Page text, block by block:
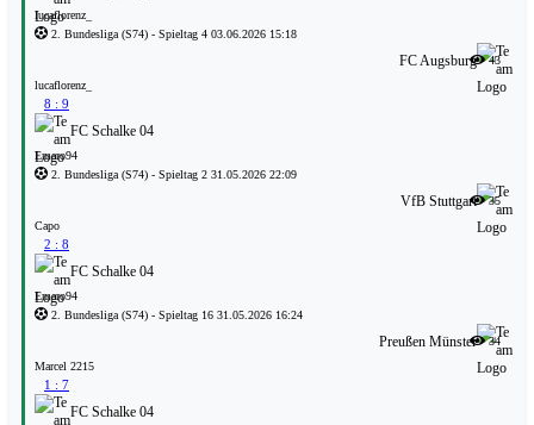
lucaflorenz_
2. Bundesliga(S74) - Spieltag 4 03.06.2026 15:18
43
FC Augsburg
lucaflorenz_
8 : 9
FC Schalke 04
Emaro94
2. Bundesliga(S74) - Spieltag 2 31.05.2026 22:09
35
VfB Stuttgart
Capo
2 : 8
FC Schalke 04
Emaro94
2. Bundesliga(S74) - Spieltag 16 31.05.2026 16:24
34
Preußen Münster
Marcel 2215
1 : 7
FC Schalke 04